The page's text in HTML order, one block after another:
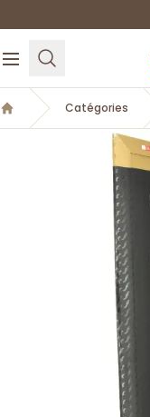
Ouvrir le menuRechercher
Accueil
Catégories